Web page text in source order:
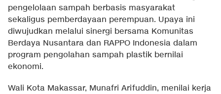
pengelolaan sampah berbasis masyarakat
sekaligus pemberdayaan perempuan. Upaya ini
diwujudkan melalui sinergi bersama Komunitas
Berdaya Nusantara dan RAPPO Indonesia dalam
program pengolahan sampah plastik bernilai
ekonomi.
Wali Kota Makassar, Munafri Arifuddin, menilai kerja